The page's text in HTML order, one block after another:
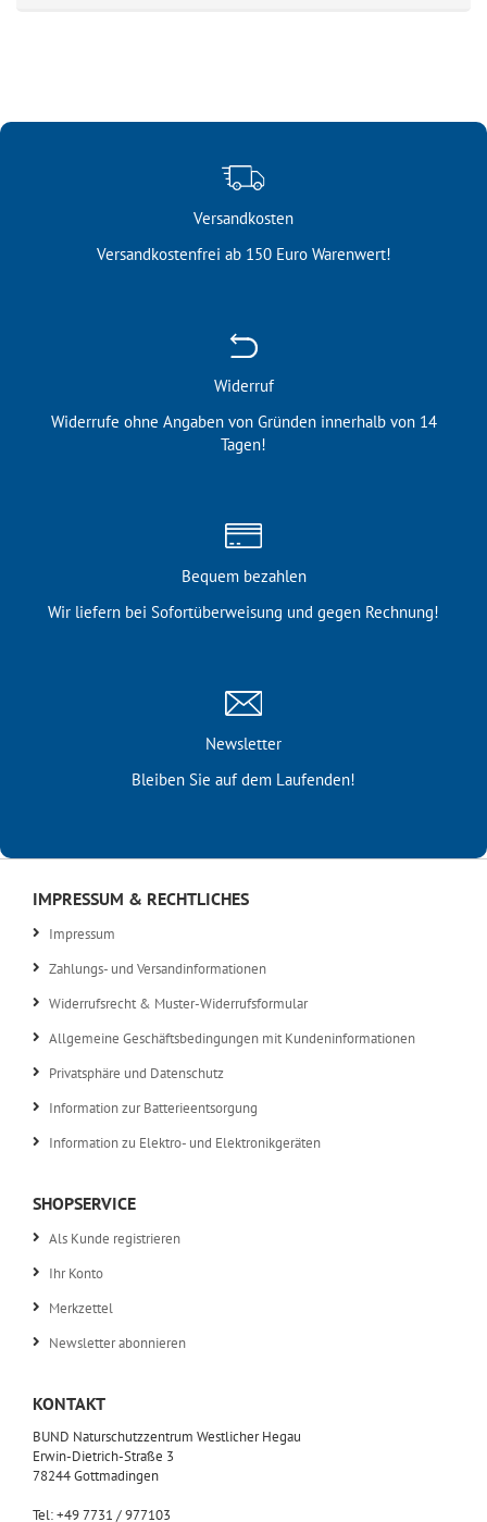
Versandkosten
Versandkostenfrei ab 150 Euro Warenwert!
Widerruf
Widerrufe ohne Angaben von Gründen innerhalb von 14
Tagen!
Bequem bezahlen
Wir liefern bei Sofortüber­weisung und gegen Rechnung!
Newsletter
Bleiben Sie auf dem Laufenden!
IMPRESSUM & RECHTLICHES
Impressum
Zahlungs- und Versandinformationen
Widerrufsrecht & Muster-Widerrufsformular
Allgemeine Geschäftsbedingungen mit Kundeninformationen
Privatsphäre und Datenschutz
Information zur Batterieentsorgung
Information zu Elektro- und Elektronikgeräten
SHOPSERVICE
Als Kunde registrieren
Ihr Konto
Merkzettel
Newsletter abonnieren
KONTAKT
BUND Naturschutzzentrum Westlicher Hegau
Erwin-Dietrich-Straße 3
78244 Gottmadingen
Tel: +49 7731 / 977103